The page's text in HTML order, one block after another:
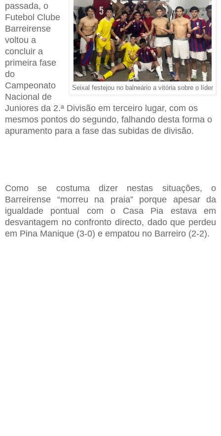
Seixal festejou no balneário a vitória sobre o líder
passada, o
Futebol Clube
Barreirense
voltou a
concluir a
primeira fase
do
Campeonato
Nacional de
Juniores da 2.ª Divisão em terceiro lugar, com os
mesmos pontos do segundo, falhando desta forma o
apuramento para a fase das subidas de divisão.
Como se costuma dizer nestas situações, o
Barreirense “morreu na praia” porque apesar da
igualdade pontual com o Casa Pia estava em
desvantagem no confronto directo, dado que perdeu
em Pina Manique (3-0) e empatou no Barreiro (2-2).